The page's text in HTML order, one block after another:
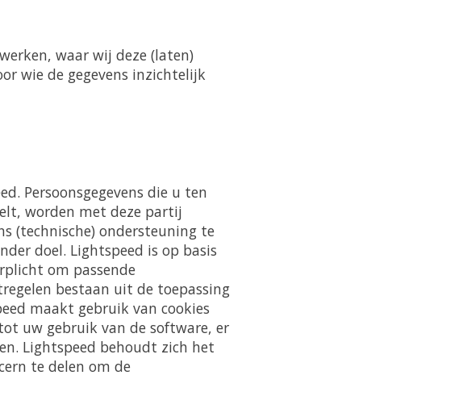
waar wij deze (laten)
wie de gegevens inzichtelijk
Persoonsgegevens die u ten
worden met deze partij
(technische) ondersteuning te
doel. Lightspeed is op basis
om passende
bestaan uit de toepassing
maakt gebruik van cookies
uw gebruik van de software, er
Lightspeed behoudt zich het
te delen om de